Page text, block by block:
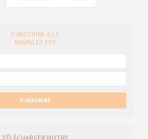
S’INSCRIRE À LA
NEWSLETTER
S’INSCRIRE